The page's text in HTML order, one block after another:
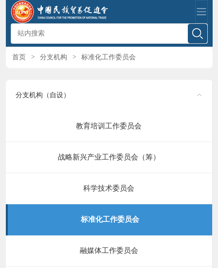
首页 > 分支机构 > 标准化工作委员会
分支机构（自设）
教育培训工作委员会
战略新兴产业工作委员会（筹）
科学技术委员会
标准化工作委员会
融媒体工作委员会